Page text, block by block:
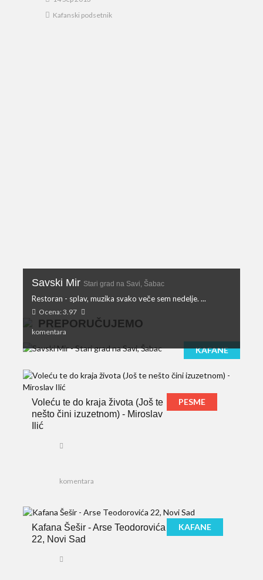
Kafanski podsetnik
PREPORUČUJEMO
KAFANE
Savski Mir Stari grad na Savi, Šabac
Restoran - splav, muzika svako veče sem nedelje. ...
Ocena: 3.97
komentara
Voleću te do kraja života (Još te
nešto čini izuzetnom) - Miroslav
Ilić
PESME
komentara
Kafana Šešir - Arse Teodorovića
22, Novi Sad
KAFANE